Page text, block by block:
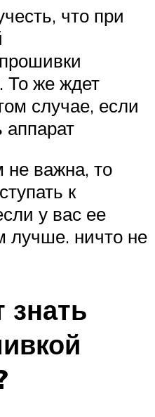
что при
То же ждет
случае, если
аппарат
не важна, то
к
у вас ее
лучше. ничто не
знать